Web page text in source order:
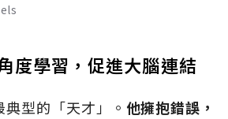
度學習，促進大腦連結
型的「天才」。 他擁抱錯誤，